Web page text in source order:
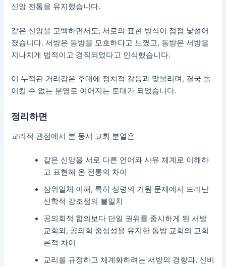
신앙 전통을 유지했습니다.
같은 신앙을 고백하면서도, 서로의 표현 방식이 점점 낯설어
졌습니다. 서방은 동방을 모호하다고 느꼈고, 동방은 서방을
지나치게 법적이고 경직되었다고 인식했습니다.
이 누적된 거리감은 후대에 정치적 갈등과 맞물리며, 결국 돌
이킬 수 없는 분열로 이어지는 토대가 되었습니다.
정리하면
교리적 관점에서 본 동서 교회 분열은
같은 신앙을 서로 다른 언어와 사유 체계로 이해하
고 표현해 온 전통의 차이
삼위일체 이해, 특히 성령의 기원 문제에서 드러난
신학적 강조점의 불일치
공의회적 합의보다 단일 권위를 중시하게 된 서방
교회와, 공의회 중심성을 유지한 동방 교회의 교회
론적 차이
교리를 규정하고 체계화하려는 서방의 경향과, 신비